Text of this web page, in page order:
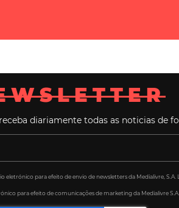
diariamente todas as noticias de
para efeito de envio de newsletters da Medialivre, S.A.
para efeito de comunicações de marketing da Medialivre